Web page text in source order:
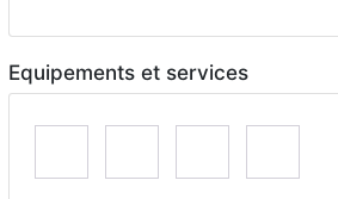
Equipements et services